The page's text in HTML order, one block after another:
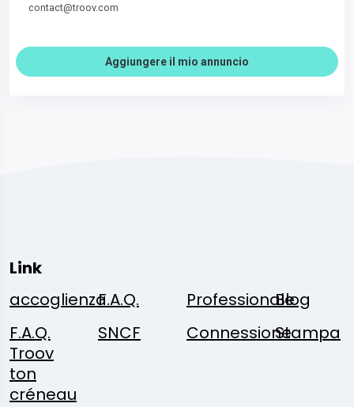
contact@troov.com
Aggiungere il mio annuncio
Link
accoglienzaF.A.Q. Professionale
Blog
F.A.Q.
Troov
ton
créneau
SNCF ConnessioneStampa